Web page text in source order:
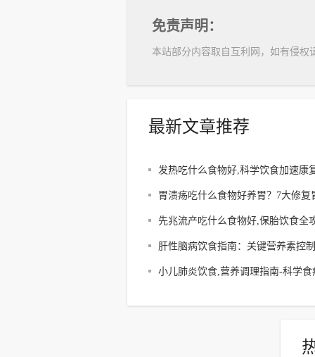
免责声明：
本站部分内容取自互利网，如有侵权
最新文章推荐
发热吃什么食物好,科学饮食加速康
烧食谱全解析
胃溃疡吃什么食物好养胃？7大修复
膜食材推荐
先兆流产吃什么食物好,保胎饮食全
科学调理方案解析
肝性脑病饮食指南：关键营养素控
谱建议
小儿肺炎饮食,营养调理指南-科学食